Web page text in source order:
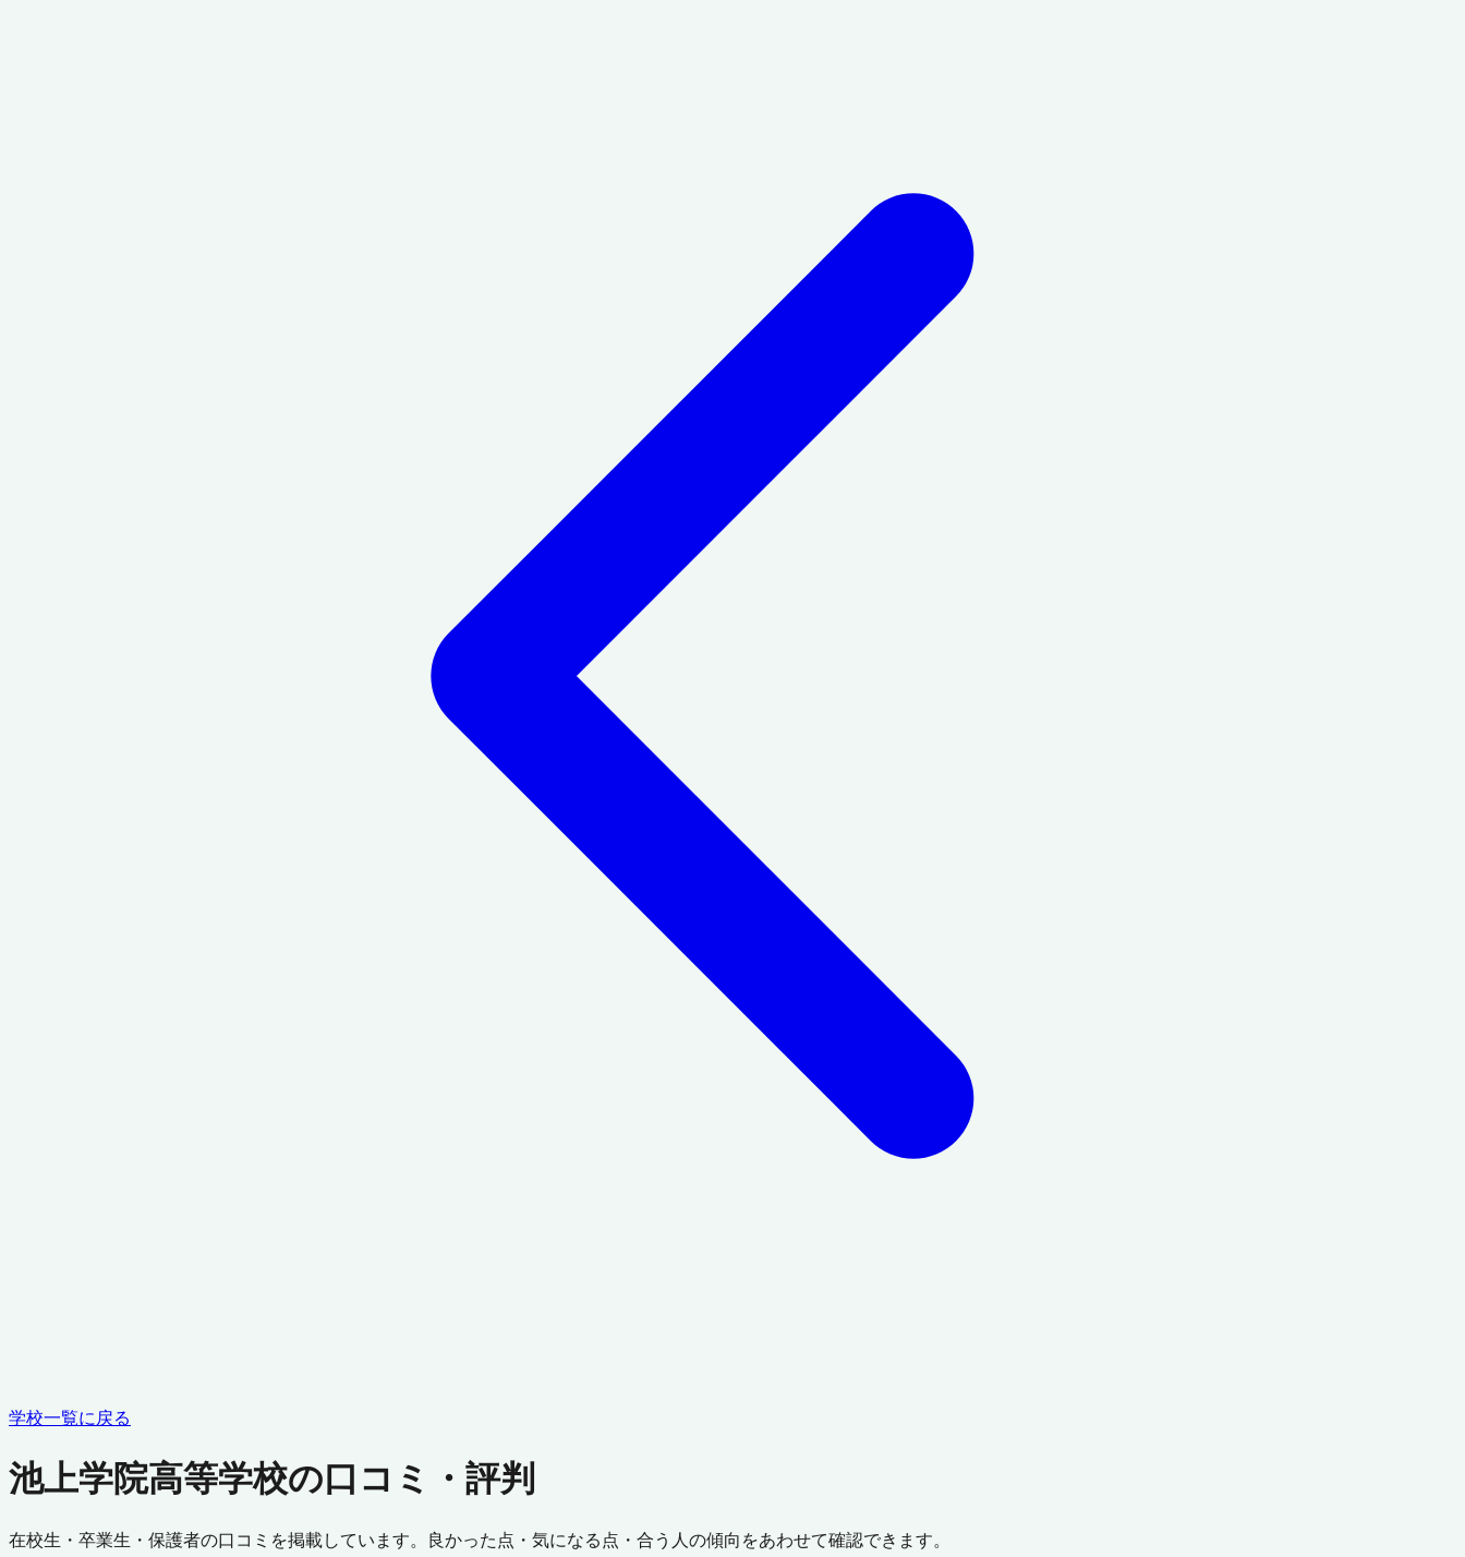
学校一覧に戻る
池上学院高等学校の口コミ・評判
在校生・卒業生・保護者の口コミを掲載しています。良かった点・気になる点・合う人の傾向をあわせて確認できます。